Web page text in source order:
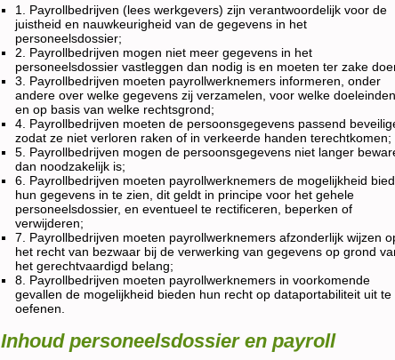
1. Payrollbedrijven (lees werkgevers) zijn verantwoordelijk voor de
juistheid en nauwkeurigheid van de gegevens in het
personeelsdossier;
2. Payrollbedrijven mogen niet meer gegevens in het
personeelsdossier vastleggen dan nodig is en moeten ter zake
3. Payrollbedrijven moeten payrollwerknemers informeren, onder
andere over welke gegevens zij verzamelen, voor welke doeleinden
en op basis van welke rechtsgrond;
4. Payrollbedrijven moeten de persoonsgegevens passend
zodat ze niet verloren raken of in verkeerde handen terechtkomen;
5. Payrollbedrijven mogen de persoonsgegevens niet langer
dan noodzakelijk is;
6. Payrollbedrijven moeten payrollwerknemers de mogelijkheid
hun gegevens in te zien, dit geldt in principe voor het gehele
personeelsdossier, en eventueel te rectificeren, beperken of
verwijderen;
7. Payrollbedrijven moeten payrollwerknemers afzonderlijk wijzen
het recht van bezwaar bij de verwerking van gegevens op grond
het gerechtvaardigd belang;
8. Payrollbedrijven moeten payrollwerknemers in voorkomende
gevallen de mogelijkheid bieden hun recht op dataportabiliteit uit te
oefenen.
Inhoud personeelsdossier en payroll